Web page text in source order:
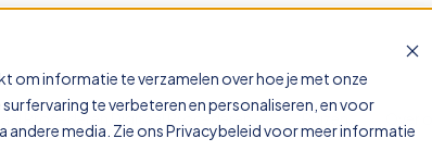
om informatie te verzamelen over hoe je met onze
te verbeteren en personaliseren, en voor
andere media. Zie ons Privacybeleid voor meer informatie
Procederen Digitaal Procederen Prijzen